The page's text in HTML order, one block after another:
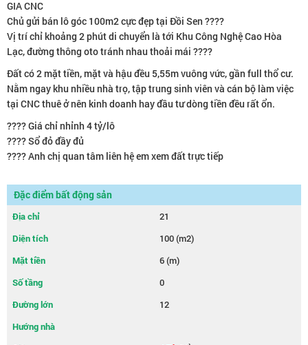
GIA CNC
Chủ gửi bán lô góc 100m2 cực đẹp tại Đồi Sen ????
Vị trí chỉ khoảng 2 phút di chuyển là tới Khu Công Nghệ Cao Hòa
Lạc, đường thông oto tránh nhau thoải mái ????
Đất có 2 mặt tiền, mặt và hậu đều 5,55m vuông vức, gần full thổ cư.
Nằm ngay khu nhiều nhà trọ, tập trung sinh viên và cán bộ làm việc
tại CNC thuê ở nên kinh doanh hay đầu tư dòng tiền đều rất ổn.
???? Giá chỉ nhỉnh 4 tỷ/lô
???? Sổ đỏ đầy đủ
???? Anh chị quan tâm liên hệ em xem đất trực tiếp
Đặc điểm bất động sản
Địa chỉ
21
Diện tích
100 (m2)
Mặt tiền
6 (m)
Số tầng
0
Đường lớn
12
Hướng nhà